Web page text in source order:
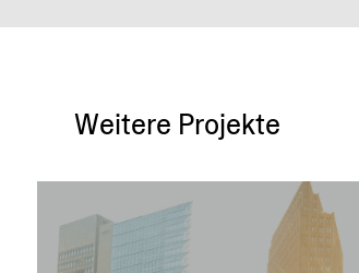
Weitere Projekte